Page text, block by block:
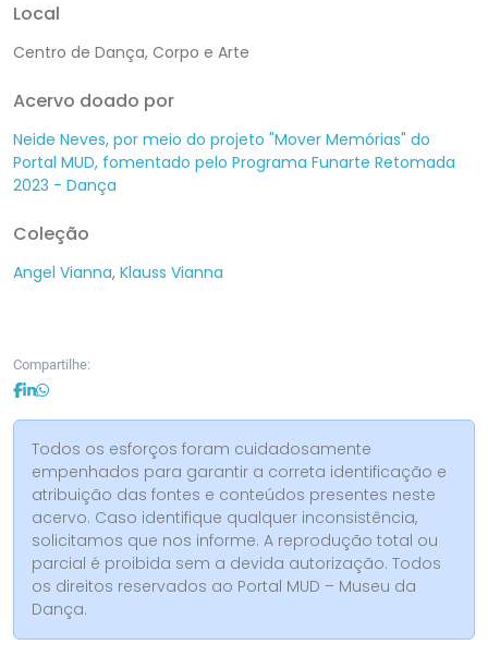
Local
Centro de Dança, Corpo e Arte
Acervo doado por
Neide Neves, por meio do projeto "Mover Memórias" do
Portal MUD, fomentado pelo Programa Funarte Retomada
2023 - Dança
Coleção
Angel Vianna, Klauss Vianna
Compartilhe:
Todos os esforços foram cuidadosamente
empenhados para garantir a correta identificação e
atribuição das fontes e conteúdos presentes neste
acervo. Caso identifique qualquer inconsistência,
solicitamos que nos informe. A reprodução total ou
parcial é proibida sem a devida autorização. Todos
os direitos reservados ao Portal MUD – Museu da
Dança.